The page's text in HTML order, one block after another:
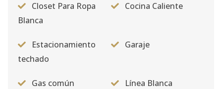
Closet Para Ropa
Blanca
Cocina Caliente
Estacionamiento
techado
Garaje
Gas común Línea Blanca